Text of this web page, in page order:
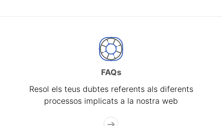
FAQs
Resol els teus dubtes referents als diferents
processos implicats a la nostra web